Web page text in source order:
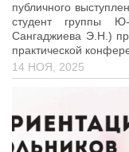
Приказы о
Студенту
Личный кабинет
Расписание
полугодие
Коллективные
публичного
студент группы
Сангаджиева Э.Н.)
практической
14 НОЯ, 2025